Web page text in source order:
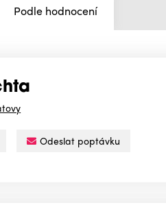
Podle hodnocení
Odeslat poptávku